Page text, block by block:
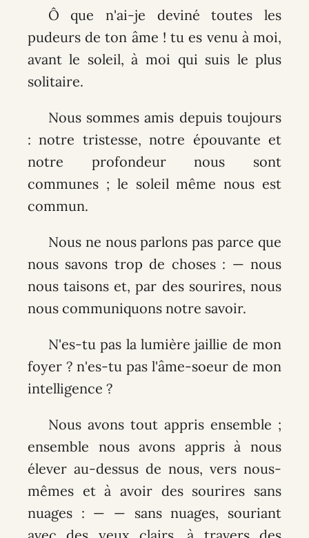
Ô que n'ai-je deviné toutes les
pudeurs de ton âme ! tu es venu à moi,
avant le soleil, à moi qui suis le plus
solitaire.
Nous sommes amis depuis toujours
: notre tristesse, notre épouvante et
notre profondeur nous sont
communes ; le soleil même nous est
commun.
Nous ne nous parlons pas parce que
nous savons trop de choses : — nous
nous taisons et, par des sourires, nous
nous communiquons notre savoir.
N'es-tu pas la lumière jaillie de mon
foyer ? n'es-tu pas l'âme-soeur de mon
intelligence ?
Nous avons tout appris ensemble ;
ensemble nous avons appris à nous
élever au-dessus de nous, vers nous-
mêmes et à avoir des sourires sans
nuages : — — sans nuages, souriant